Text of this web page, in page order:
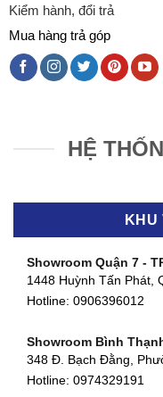
Kiểm hành, đổi trả
Mua hàng trả góp
HỆ
KHU
Showroom Quận 7 -
1448 Huỳnh Tấn Phát,
Hotline: 0906396012
Showroom Bình
348 Đ. Bạch Đằng,
Hotline: 0974329191